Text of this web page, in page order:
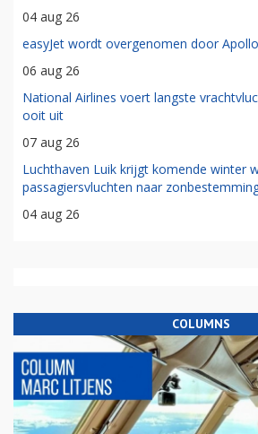
04 aug 26
easyJet wordt overgenomen door
06 aug 26
National Airlines voert langste
ooit uit
07 aug 26
Luchthaven Luik krijgt komende winter
passagiersvluchten naar
04 aug 26
COLUMNS